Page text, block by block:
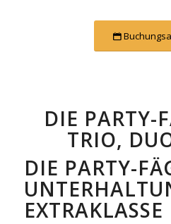
DIE PARTY-
TRIO,
DIE PARTY-
EXTRAKLASSE